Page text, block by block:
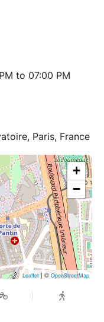
to 07:00 PM
Paris, France
+
−
Leaflet | © OpenStreetMap